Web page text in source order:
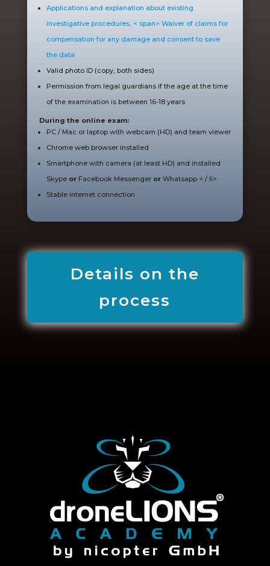
Applications and explanation about existing
investigative procedures, < span> Waiver of claims for
compensation for any damage and consent to save
the data
Valid photo ID (copy, both sides)
Permission from legal guardians if the age at the time
of the examination is between 16-18 years
During the online exam:
PC / Mac or laptop with webcam (HD) and team viewer
Chrome web browser installed
Smartphone with camera (at least HD) and installed
Skype or Facebook Messenger or Whatsapp < / li>
Stable internet connection
Details on the
process